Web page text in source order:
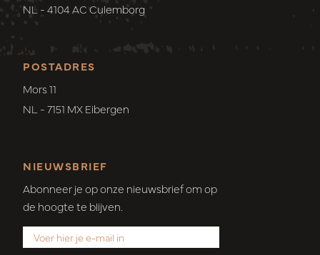
POSTADRES
Mors 11
NL - 7151 MX Eibergen
NL - 4104 AC Culemborg
NIEUWSBRIEF
Abonneer je op onze nieuwsbrief om op
de hoogte te blijven.